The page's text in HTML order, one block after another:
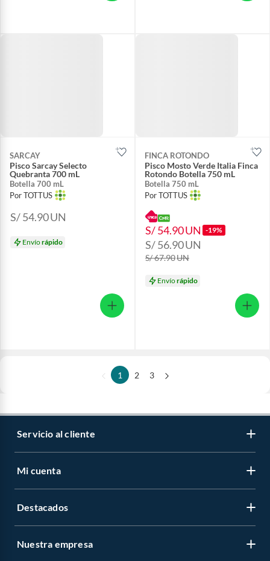
SARCAY
Pisco Sarcay Selecto
Quebranta 700 mL
Botella 700 mL
Por TOTTUS
S/ 54.90UN
Envíorápido
FINCA ROTONDO
Pisco Mosto Verde Italia Finca
Rotondo Botella 750 mL
Botella 750 mL
Por TOTTUS
S/ 54.90UN -19%
S/ 56.90UN
S/ 67.90UN
Envíorápido
1 2 3
Servicio al cliente
Mi cuenta
Destacados
Nuestra empresa